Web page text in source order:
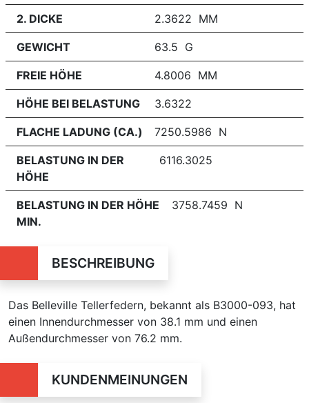
2. DICKE 2.3622 MM
GEWICHT 63.5 G
FREIE HÖHE 4.8006 MM
HÖHE BEI BELASTUNG 3.6322
FLACHE LADUNG (CA.) 7250.5986 N
BELASTUNG IN DER
HÖHE
6116.3025
BELASTUNG IN DER HÖHE
MIN.
3758.7459 N
BESCHREIBUNG
Das Belleville Tellerfedern, bekannt als B3000-093, hat
einen Innendurchmesser von 38.1 mm und einen
Außendurchmesser von 76.2 mm.
KUNDENMEINUNGEN